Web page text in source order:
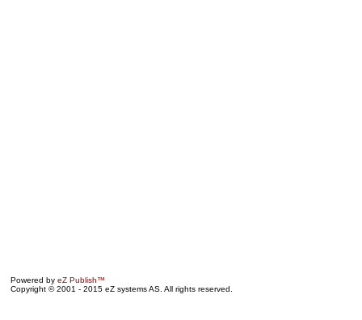
Powered by eZ Publish™
Copyright © 2001 - 2015 eZ systems AS. All rights reserved.